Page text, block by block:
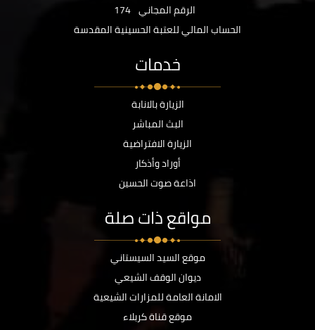
الرقم المجاني 174
الحساب المالي للعتبة الحسينية المقدسة
خدمات
الزيارة بالانابة
البث المباشر
الزيارة الافتراضية
أوراد وأذكار
اذاعة صوت الحسين
مواقع ذات صلة
موقع السيد السيستاني
ديوان الوقف الشيعي
الامانة العامة للمزارات الشيعية
موقع قناة كربلاء